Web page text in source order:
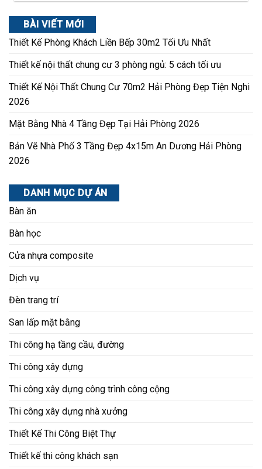
BÀI VIẾT MỚI
Thiết Kế Phòng Khách Liền Bếp 30m2 Tối Ưu Nhất
Thiết kế nội thất chung cư 3 phòng ngủ: 5 cách tối ưu
Thiết Kế Nội Thất Chung Cư 70m2 Hải Phòng Đẹp Tiện Nghi
2026
Mặt Bằng Nhà 4 Tầng Đẹp Tại Hải Phòng 2026
Bản Vẽ Nhà Phố 3 Tầng Đẹp 4x15m An Dương Hải Phòng
2026
DANH MỤC DỰ ÁN
Bàn ăn
Bàn học
Cửa nhựa composite
Dịch vụ
Đèn trang trí
San lấp mặt bằng
Thi công hạ tầng cầu, đường
Thi công xây dựng
Thi công xây dựng công trình công cộng
Thi công xây dựng nhà xưởng
Thiết Kế Thi Công Biệt Thự
Thiết kế thi công khách sạn